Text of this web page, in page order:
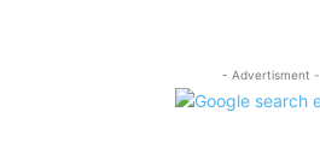
- Advertisment -